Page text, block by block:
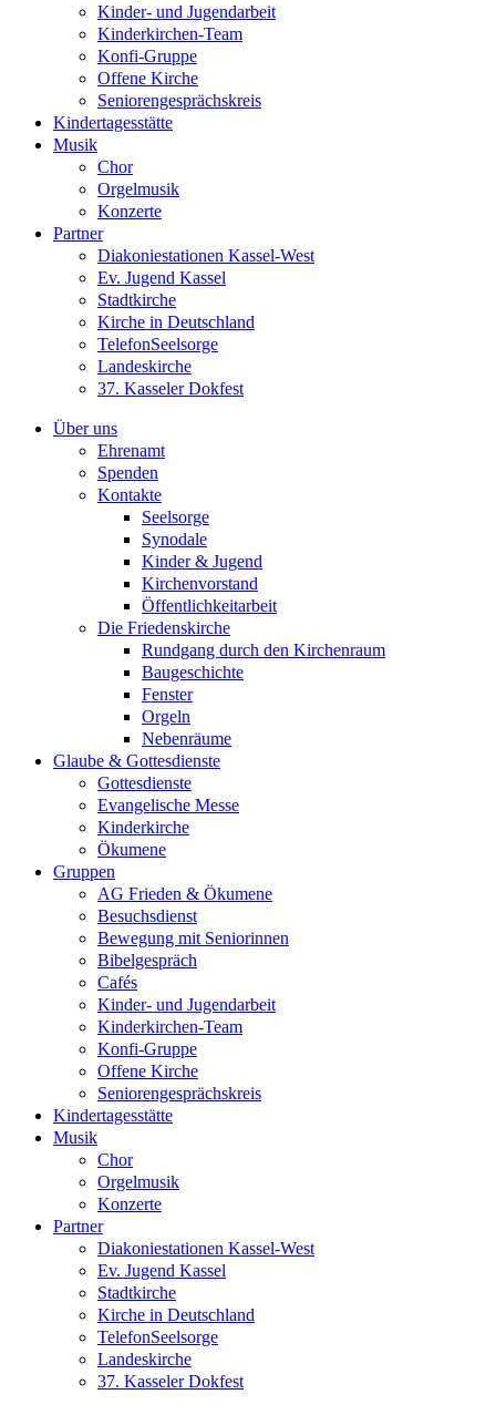
Kinder- und Jugendarbeit
Kinderkirchen-Team
Konfi-Gruppe
Offene Kirche
Seniorengesprächskreis
Kindertagesstätte
Musik
Chor
Orgelmusik
Konzerte
Partner
Diakoniestationen Kassel-West
Ev. Jugend Kassel
Stadtkirche
Kirche in Deutschland
TelefonSeelsorge
Landeskirche
37. Kasseler Dokfest
Über uns
Ehrenamt
Spenden
Kontakte
Seelsorge
Synodale
Kinder & Jugend
Kirchenvorstand
Öffentlichkeitarbeit
Die Friedenskirche
Rundgang durch den Kirchenraum
Baugeschichte
Fenster
Orgeln
Nebenräume
Glaube & Gottesdienste
Gottesdienste
Evangelische Messe
Kinderkirche
Ökumene
Gruppen
AG Frieden & Ökumene
Besuchsdienst
Bewegung mit Seniorinnen
Bibelgespräch
Cafés
Kinder- und Jugendarbeit
Kinderkirchen-Team
Konfi-Gruppe
Offene Kirche
Seniorengesprächskreis
Kindertagesstätte
Musik
Chor
Orgelmusik
Konzerte
Partner
Diakoniestationen Kassel-West
Ev. Jugend Kassel
Stadtkirche
Kirche in Deutschland
TelefonSeelsorge
Landeskirche
37. Kasseler Dokfest